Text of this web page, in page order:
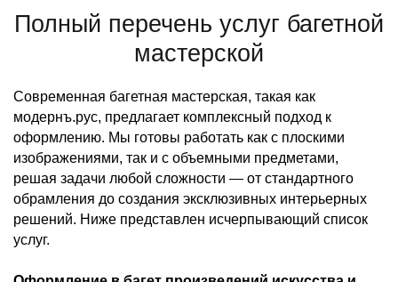
Полный перечень услуг багетной
мастерской
Современная багетная мастерская, такая как
модернъ.рус, предлагает комплексный подход к
оформлению. Мы готовы работать как с плоскими
изображениями, так и с объемными предметами,
решая задачи любой сложности — от стандартного
обрамления до создания эксклюзивных интерьерных
решений. Ниже представлен исчерпывающий список
услуг.